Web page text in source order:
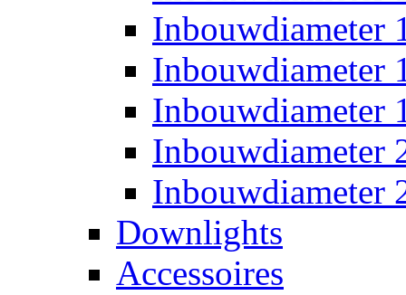
Inbouwdiameter
Inbouwdiameter
Inbouwdiameter
Inbouwdiameter
Inbouwdiameter
Downlights
Accessoires